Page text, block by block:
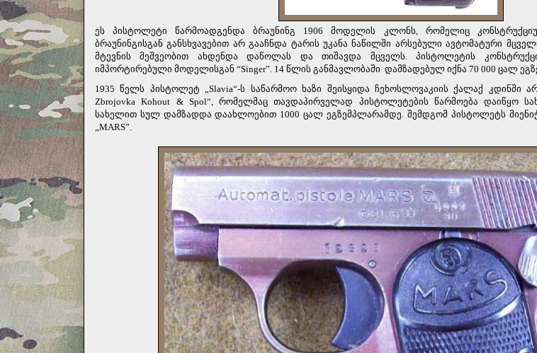
ეს პისტოლეტი წარმოადგენდა ბრაუნინგ 1906 მოდელის კლონს, რომელიც
ბრაუნინგისგან განსხვავებით არ გააჩნდა ტარის უკანა ნაწილში არსებული ავტომატური
მტევნის მეშვეობით ახდენდა დაწოლას და თიშავდა მცველს. პისტოლეტის
იმპორტირებული მოდელისგან “Singer”. 14 წლის განმავლობაში დამზადებულ იქნა 70 000 ცალ
1935 წელს პისტოლეტ „Slavia“-ს საწარმოო ხაზი შეისყიდა ჩეხოსლოვაკიის ქალაქ კდინში
Zbrojovka Kohout & Spol“, რომელმაც თავდაპირველად პისტოლეტების წარმოება დაიწყო
სახელით სულ დამზადდა დაახლოებით 1000 ცალ ეგზემპლარამდე. შემდგომ პისტოლეტს
„MARS”.